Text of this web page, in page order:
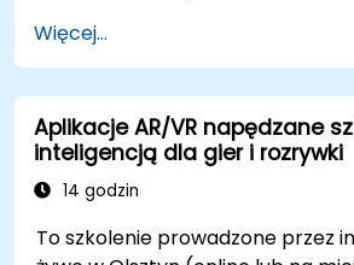
poprawy doświadczeń
personalizacji.
Optymalizować
rzeczywistym i wydajność za
Więcej...
Aplikacje AR/VR napędzane
inteligencją dla gier i rozrywki
14 godzin
To szkolenie prowadzone przez